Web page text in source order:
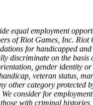
equal employment
of Riot Games, Inc. Riot
for handicapped
discriminate on the basis
gender identity or
veteran status,
other category protected
consider for
with criminal